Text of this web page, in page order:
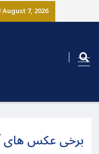
August 7, 2026
برخی عکس های